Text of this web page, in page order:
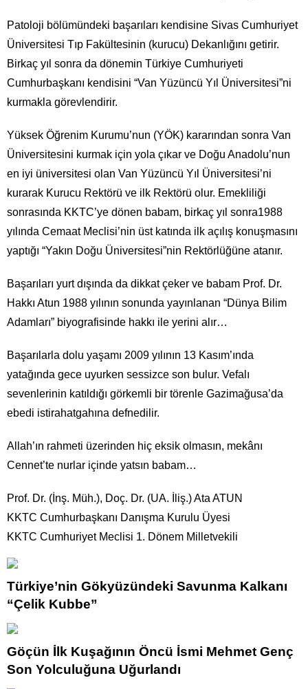
Patoloji bölümündeki başarıları kendisine Sivas Cumhuriyet
Üniversitesi Tıp Fakültesinin (kurucu) Dekanlığını getirir.
Birkaç yıl sonra da dönemin Türkiye Cumhuriyeti
Cumhurbaşkanı kendisini “Van Yüzüncü Yıl Üniversitesi”ni
kurmakla görevlendirir.
Yüksek Öğrenim Kurumu’nun (YÖK) kararından sonra Van
Üniversitesini kurmak için yola çıkar ve Doğu Anadolu’nun
en iyi üniversitesi olan Van Yüzüncü Yıl Üniversitesi’ni
kurarak Kurucu Rektörü ve ilk Rektörü olur. Emekliliği
sonrasında KKTC’ye dönen babam, birkaç yıl sonra1988
yılında Cemaat Meclisi’nin üst katında ilk açılış konuşmasını
yaptığı “Yakın Doğu Üniversitesi”nin Rektörlüğüne atanır.
Başarıları yurt dışında da dikkat çeker ve babam Prof. Dr.
Hakkı Atun 1988 yılının sonunda yayınlanan “Dünya Bilim
Adamları” biyografisinde hakkı ile yerini alır…
Başarılarla dolu yaşamı 2009 yılının 13 Kasım’ında
yatağında gece uyurken sessizce son bulur. Vefalı
sevenlerinin katıldığı görkemli bir törenle Gazimağusa’da
ebedi istirahatgahına defnedilir.
Allah’ın rahmeti üzerinden hiç eksik olmasın, mekânı
Cennet’te nurlar içinde yatsın babam…
Prof. Dr. (İnş. Müh.), Doç. Dr. (UA. İliş.) Ata ATUN
KKTC Cumhurbaşkanı Danışma Kurulu Üyesi
KKTC Cumhuriyet Meclisi 1. Dönem Milletvekili
Türkiye’nin Gökyüzündeki Savunma Kalkanı
“Çelik Kubbe”
Göçün İlk Kuşağının Öncü İsmi Mehmet Genç
Son Yolculuğuna Uğurlandı